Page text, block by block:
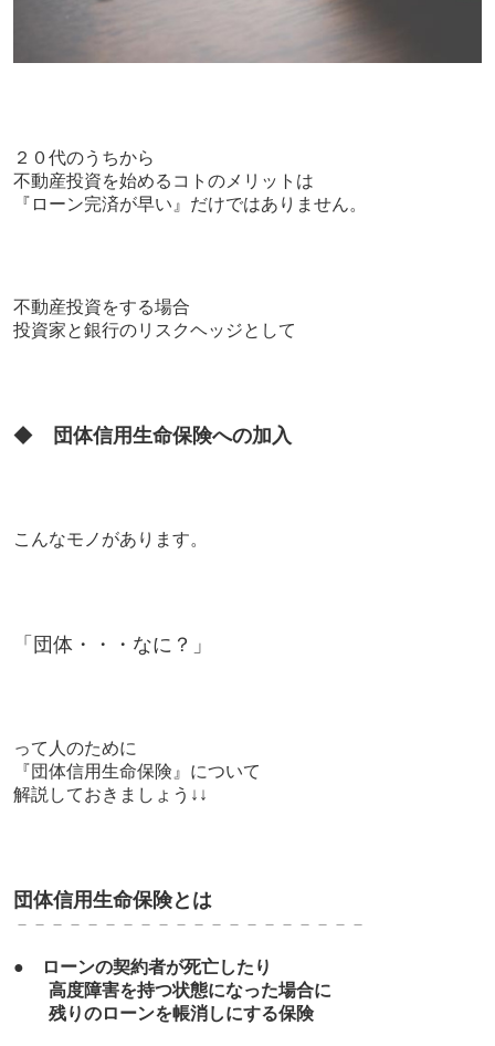
２０代のうちから
不動産投資を始めるコトのメリットは
『ローン完済が早い』だけではありません。
不動産投資をする場合
投資家と銀行のリスクヘッジとして
◆ 団体信用生命保険への加入
こんなモノがあります。
「団体・・・なに？」
って人のために
『団体信用生命保険』について
解説しておきましょう↓↓
団体信用生命保険とは
－－－－－－－－－－－－－－－－－－－－
●
ローンの契約者が死亡したり
高度障害を持つ状態になった場合に
残りのローンを帳消しにする保険